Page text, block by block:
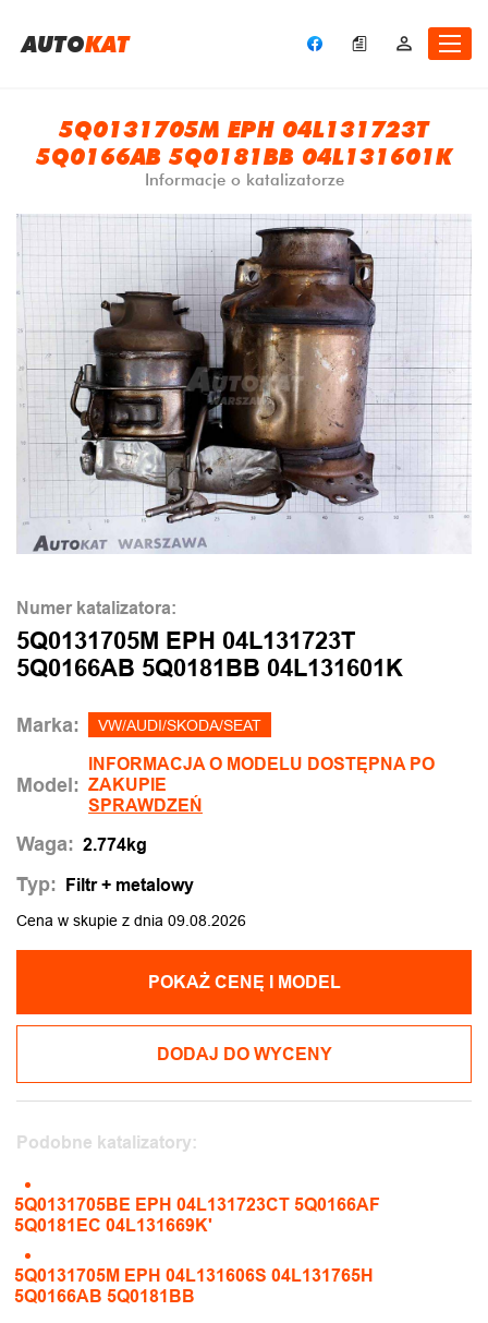
AUTOKAT
5Q0131705M EPH 04L131723T
5Q0166AB 5Q0181BB 04L131601K
Informacje o katalizatorze
Numer katalizatora:
5Q0131705M EPH 04L131723T
5Q0166AB 5Q0181BB 04L131601K
Marka: VW/AUDI/SKODA/SEAT
Model:
INFORMACJA O MODELU DOSTĘPNA PO
ZAKUPIE
SPRAWDZEŃ
Waga: 2.774kg
Typ: Filtr + metalowy
Cena w skupie z dnia 09.08.2026
POKAŻ CENĘ I MODEL
DODAJ DO WYCENY
Podobne katalizatory:
5Q0131705BE EPH 04L131723CT 5Q0166AF
5Q0181EC 04L131669K'
5Q0131705M EPH 04L131606S 04L131765H
5Q0166AB 5Q0181BB